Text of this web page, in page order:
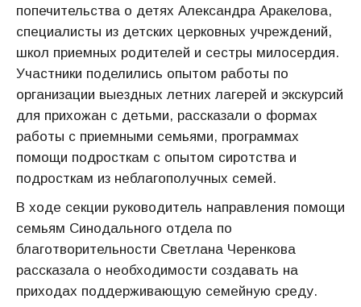
попечительства о детях Александра Аракелова,
специалисты из детских церковных учреждений,
школ приемных родителей и сестры милосердия.
Участники поделились опытом работы по
организации выездных летних лагерей и экскурсий
для прихожан с детьми, рассказали о формах
работы с приемными семьями, программах
помощи подросткам с опытом сиротства и
подросткам из неблагополучных семей.
В ходе секции руководитель направления помощи
семьям Синодального отдела по
благотворительности Светлана Черенкова
рассказала о необходимости создавать на
приходах поддерживающую семейную среду.